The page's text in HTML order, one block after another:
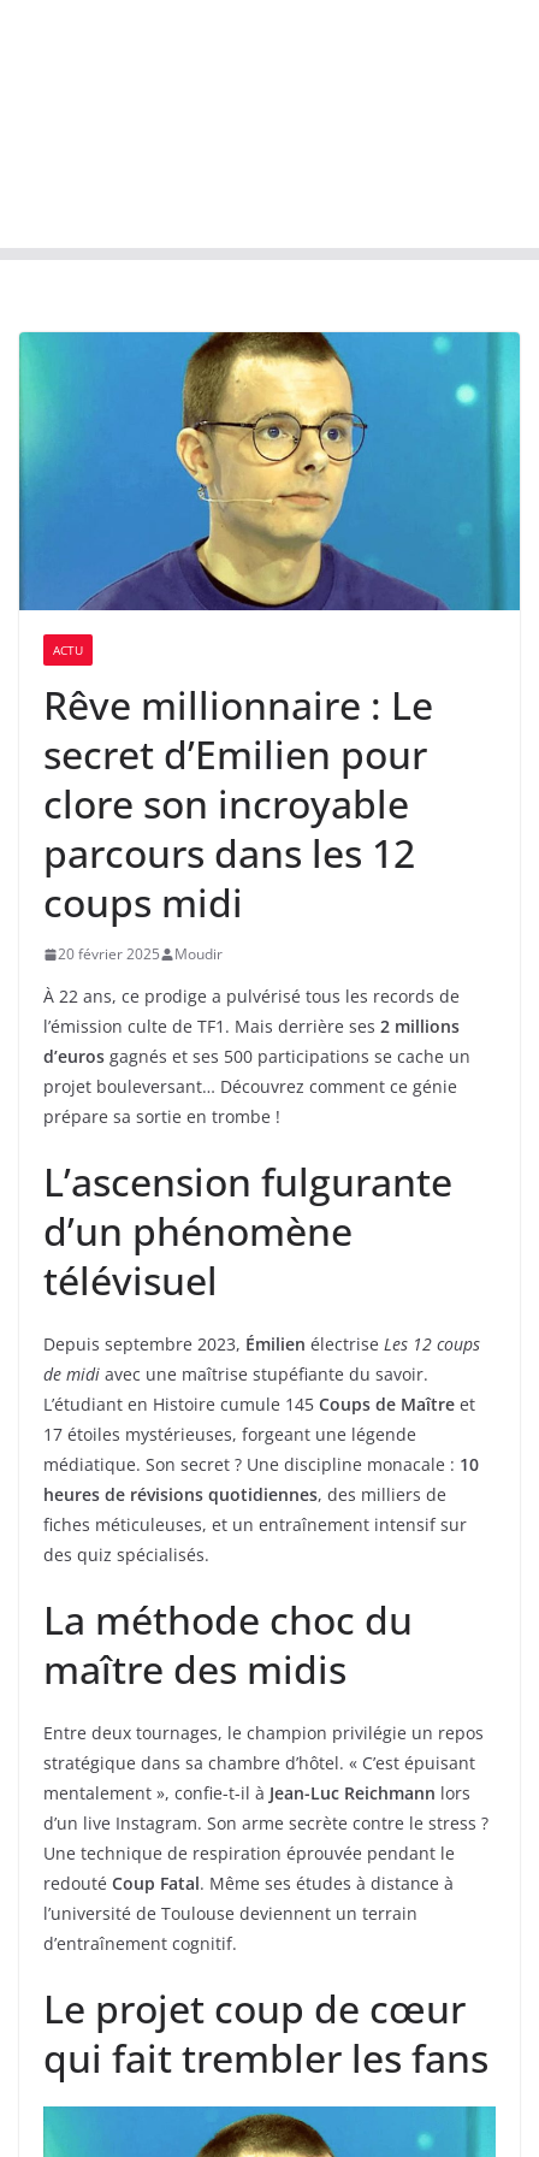
ACTU
Rêve millionnaire : Le
secret d’Emilien pour
clore son incroyable
parcours dans les 12
coups midi
20 février 2025 Moudir
À 22 ans, ce prodige a pulvérisé tous les records de
l’émission culte de TF1. Mais derrière ses 2 millions
d’euros gagnés et ses 500 participations se cache un
projet bouleversant… Découvrez comment ce génie
prépare sa sortie en trombe !
L’ascension fulgurante
d’un phénomène
télévisuel
Depuis septembre 2023, Émilien électrise Les 12 coups
de midi avec une maîtrise stupéfiante du savoir.
L’étudiant en Histoire cumule 145 Coups de Maître et
17 étoiles mystérieuses, forgeant une légende
médiatique. Son secret ? Une discipline monacale : 10
heures de révisions quotidiennes, des milliers de
fiches méticuleuses, et un entraînement intensif sur
des quiz spécialisés.
La méthode choc du
maître des midis
Entre deux tournages, le champion privilégie un repos
stratégique dans sa chambre d’hôtel. « C’est épuisant
mentalement », confie-t-il à Jean-Luc Reichmann lors
d’un live Instagram. Son arme secrète contre le stress ?
Une technique de respiration éprouvée pendant le
redouté Coup Fatal. Même ses études à distance à
l’université de Toulouse deviennent un terrain
d’entraînement cognitif.
Le projet coup de cœur
qui fait trembler les fans